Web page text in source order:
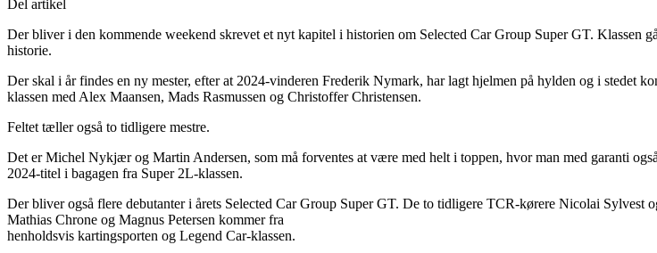
Del artikel
Der bliver i den kommende weekend skrevet et nyt kapitel i historien om Selected Car Group Super GT. Klassen
historie.
Der skal i år findes en ny mester, efter at 2024-vinderen Frederik Nymark, har lagt hjelmen på hylden og i stedet
klassen med Alex Maansen, Mads Rasmussen og Christoffer Christensen.
Feltet tæller også to tidligere mestre.
Det er Michel Nykjær og Martin Andersen, som må forventes at være med helt i toppen, hvor man med garanti
2024-titel i bagagen fra Super 2L-klassen.
Der bliver også flere debutanter i årets Selected Car Group Super GT. De to tidligere TCR-kørere Nicolai
Mathias Chrone og Magnus Petersen kommer fra
henholdsvis kartingsporten og Legend Car-klassen.